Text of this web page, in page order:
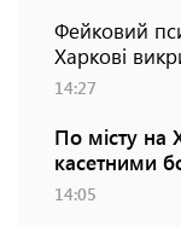
Фейковий
Харкові
14:27
По місту на
касетними
14:05